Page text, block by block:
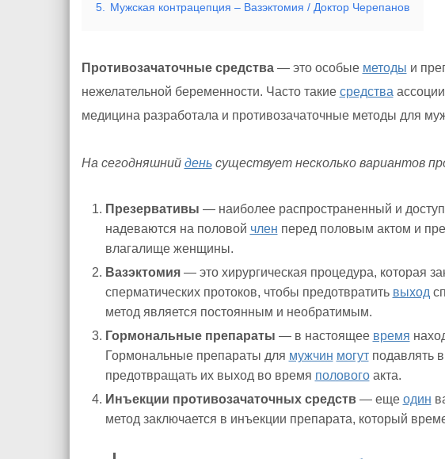
5.
Мужская контрацепция – Вазэктомия / Доктор Черепанов
Противозачаточные средства— это особые методы и
нежелательной беременности. Часто такие средства
медицина разработала и противозачаточные методы для
На сегодняшний деньсуществует несколько вариантов
Презервативы — наиболее распространенный и
надеваются на половой член перед половым актом и
влагалище женщины.
Вазэктомия— это хирургическая процедура, которая
сперматических протоков, чтобы предотвратить выход
метод является постоянным и необратимым.
Гормональные препараты — в настоящее время
Гормональные препараты для мужчин могутподавлять
предотвращать их выход во время половогоакта.
Инъекции противозачаточных средств— еще один
метод заключается в инъекции препарата, который